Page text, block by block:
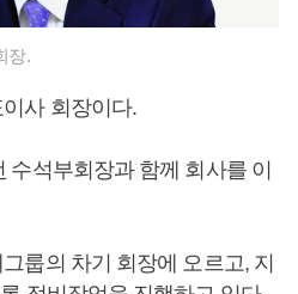
장.
사 회장이다.
수석부회장과 함께 회사를 이
룹의 차기 회장에 오르고, 지